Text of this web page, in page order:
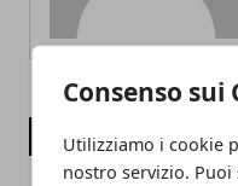
Consenso sui
Utilizziamo i cookie
nostro servizio.
ARTICOLI CORRELATI